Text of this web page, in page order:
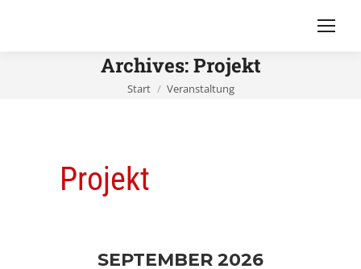
Archives:Projekt
Sie befinden sich hier:
Start Veranstaltung
Projekt
SEPTEMBER 2026